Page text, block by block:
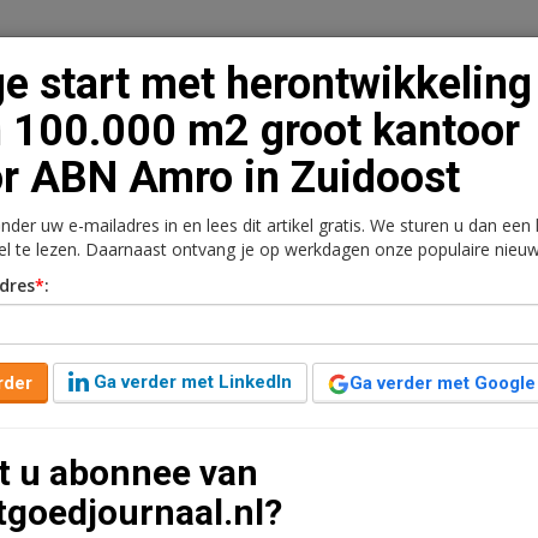
Vacaturebank Contact Abonnementen
Kantoren Retail Logistiek Juridisch | Fiscaal
van 100.000
ABN Amro in Zuidoost
begonnen met de herontwikkeling van het gebouw
in Amsterdam Zuidoost.
start met herontwikkeling
100.000 m2 groot kantoor
ABN Amro in Zuidoost
uw e-mailadres in en lees dit artikel gratis. We sturen u dan een
te lezen. Daarnaast ontvang je op werkdagen onze populaire
*:
Ga verder met LinkedIn Ga verder met Google
u abonnee van